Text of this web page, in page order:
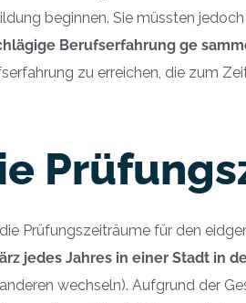
beginnen. Sie müssten jedoch
Berufserfahrung ge
zu erreichen, die zum
Prüfungszeiträume für den
jedes Jahres in einer Stadt in
wechseln). Aufgrund der